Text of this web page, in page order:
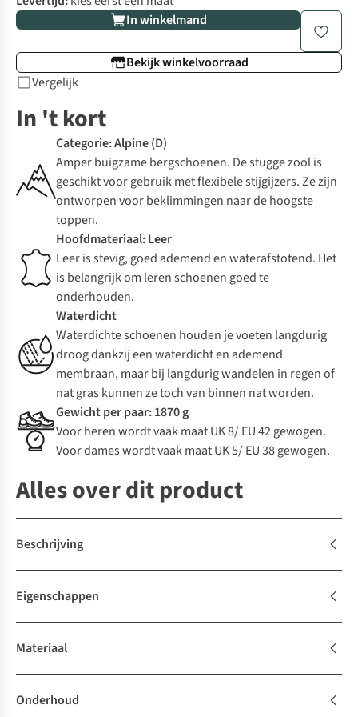
In winkelmand
Bekijk winkelvoorraad
Vergelijk
In 't kort
Categorie: Alpine (D)
Amper buigzame bergschoenen. De stugge zool is
geschikt voor gebruik met flexibele stijgijzers. Ze zijn
ontworpen voor beklimmingen naar de hoogste
toppen.
Hoofdmateriaal: Leer
Leer is stevig, goed ademend en waterafstotend. Het
is belangrijk om leren schoenen goed te
onderhouden.
Waterdicht
Waterdichte schoenen houden je voeten langdurig
droog dankzij een waterdicht en ademend
membraan, maar bij langdurig wandelen in regen of
nat gras kunnen ze toch van binnen nat worden.
Gewicht per paar: 1870 g
Voor heren wordt vaak maat UK 8/ EU 42 gewogen.
Voor dames wordt vaak maat UK 5/ EU 38 gewogen.
Alles over dit product
Beschrijving
Eigenschappen
Materiaal
Onderhoud